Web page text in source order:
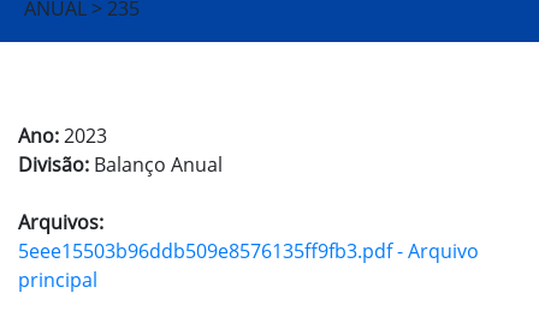
ANUAL > 235
Ano:2023
Divisão: Balanço Anual
Arquivos:
5eee15503b96ddb509e8576135ff9fb3.pdf - Arquivo
principal